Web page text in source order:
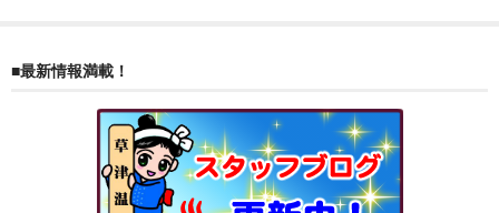
筆記具
会社理念
■最新情報満載！